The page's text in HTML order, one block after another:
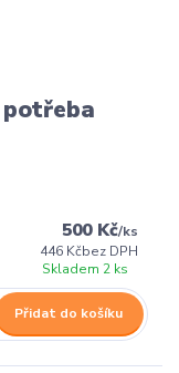
500 Kč/ks
446 Kčbez DPH
Skladem 2 ks
Přidat do košíku